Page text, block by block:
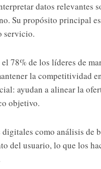
datos relevantes
Su propósito principal
servicio.
el 78% de los líderes de
la competitividad
ayudan a alinear la
objetivo.
como análisis de
del usuario, lo que los